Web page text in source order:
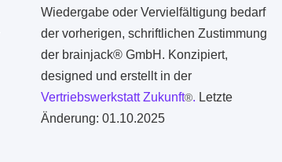
Wiedergabe oder Vervielfältigung bedarf
der vorherigen, schriftlichen Zustimmung
der brainjack® GmbH. Konzipiert,
designed und erstellt in der
Vertriebswerkstatt Zukunft®. Letzte
Änderung: 01.10.2025